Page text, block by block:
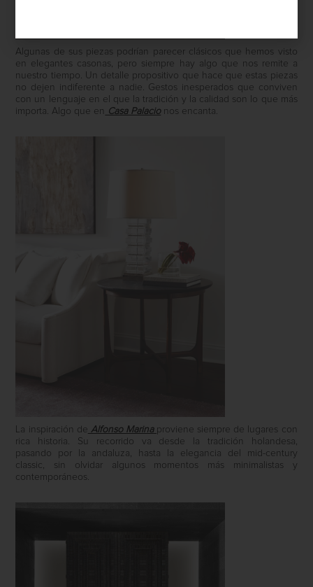
Algunas de sus piezas podrían parecer clásicos que hemos visto
en elegantes casonas, pero siempre hay algo que nos remite a
nuestro tiempo. Un detalle propositivo que hace que estas piezas
no dejen indiferente a nadie. Gestos inesperados que conviven
con un lenguaje en el que la tradición y la calidad son lo que más
importa. Algo que en Casa Palacionos encanta.
La inspiración de Alfonso Marina proviene siempre de lugares con
rica historia. Su recorrido va desde la tradición holandesa,
pasando por la andaluza, hasta la elegancia del mid-century
classic, sin olvidar algunos momentos más minimalistas y
contemporáneos.